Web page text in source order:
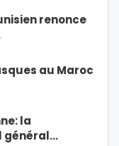
renonce
au Maroc
la
général…